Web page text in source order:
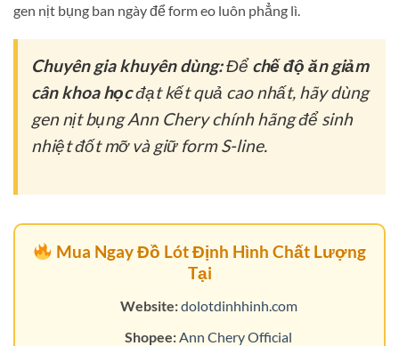
gen nịt bụng ban ngày để form eo luôn phẳng lì.
Chuyên gia khuyên dùng:Đểchế độ ăn giảm
cân khoa họcđạt kết quả cao nhất, hãy dùng
gen nịt bụng Ann Chery chính hãng để sinh
nhiệt đốt mỡ và giữ form S-line.
Mua Ngay Đồ Lót Định Hình Chất Lượng
Tại
Website:dolotdinhhinh.com
Shopee:Ann Chery Official